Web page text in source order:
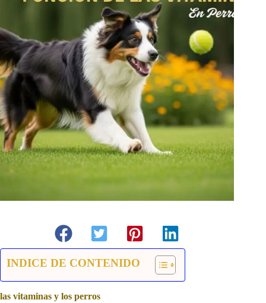
INDICE DE CONTENIDO
las vitaminas y los perros